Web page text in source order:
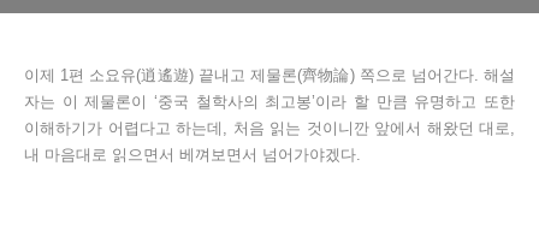
이제 1편 소요유(逍遙遊) 끝내고 제물론(齊物論) 쪽으로 넘어간다. 해설
자는 이 제물론이 ‘중국 철학사의 최고봉’이라 할 만큼 유명하고 또한
이해하기가 어렵다고 하는데, 처음 읽는 것이니깐 앞에서 해왔던 대로,
내 마음대로 읽으면서 베껴보면서 넘어가야겠다.